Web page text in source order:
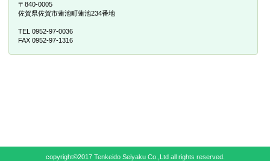
〒840-0005
佐賀県佐賀市蓮池町蓮池234番地
TEL 0952-97-0036
FAX 0952-97-1316
copyright©2017 Tenkeido Seiyaku Co.,Ltd all rights reserved.